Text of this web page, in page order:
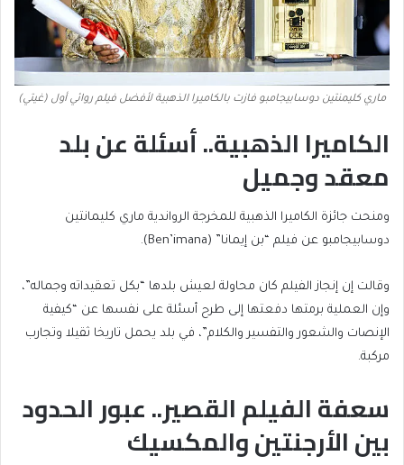
ماري كليمنتين دوسابيجامبو فازت بالكاميرا الذهبية لأفضل فيلم روائي أول (غيتي)
الكاميرا الذهبية.. أسئلة عن بلد
معقد وجميل
ومنحت جائزة الكاميرا الذهبية للمخرجة الرواندية ماري كليمانتين
دوسابيجامبو عن فيلم “بن إيمانا” (Ben’imana).
وقالت إن إنجاز الفيلم كان محاولة لعيش بلدها “بكل تعقيداته وجماله”،
وإن العملية برمتها دفعتها إلى طرح أسئلة على نفسها عن “كيفية
الإنصات والشعور والتفسير والكلام”، في بلد يحمل تاريخا ثقيلا وتجارب
مركبة.
سعفة الفيلم القصير.. عبور الحدود
بين الأرجنتين والمكسيك